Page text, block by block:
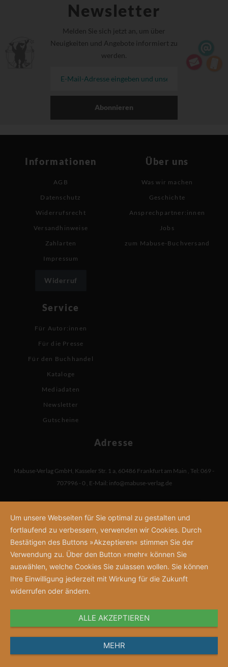
Newsletter
Melden Sie sich jetzt an, um über
Neuigkeiten und Angebote informiert zu
werden.
Abonnieren
Informationen
AGB
Datenschutz
Widerrufsrecht
Versandhinweise
Zahlarten
Impressum
Widerruf
Über uns
Was wir machen
Geschichte
Ansprechpartner:innen
Jobs
zum Mabuse-Buchversand
Service
Für Autor:innen
Für die Presse
Für den Buchhandel
Kataloge
Mediadaten
Newsletter
Gutscheine
Adresse
Mabuse-Verlag GmbH, Kasseler Str. 1 a, 60486 Frankfurt am Main , Tel: 069 -
707996 - 0 , E-Mail: info@mabuse-verlag.de
Um unsere Webseiten für Sie optimal zu gestalten und
fortlaufend zu verbessern, verwenden wir Cookies. Durch
Bestätigen des Buttons »Akzeptieren« stimmen Sie der
Verwendung zu. Über den Button »mehr« können Sie
auswählen, welche Cookies Sie zulassen wollen. Sie können
Ihre Einwilligung jederzeit mit Wirkung für die Zukunft
widerrufen oder ändern.
ALLE AKZEPTIEREN
MEHR